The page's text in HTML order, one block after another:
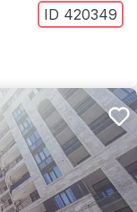
ID 420349